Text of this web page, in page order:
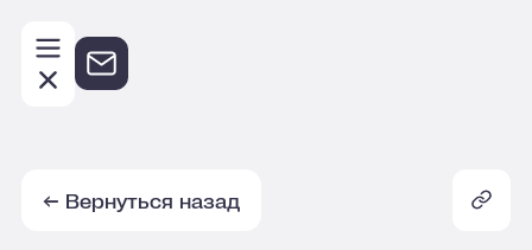
← Вернуться назад